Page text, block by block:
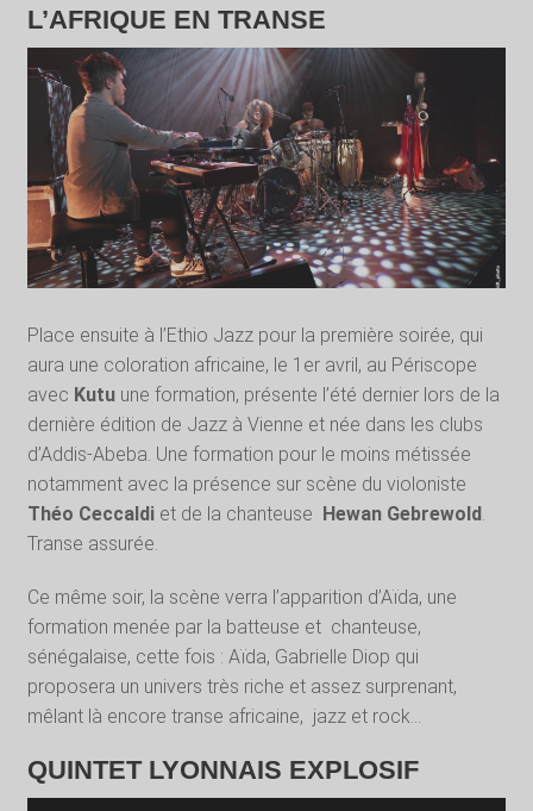
L’AFRIQUE EN TRANSE
Place ensuite à l’Ethio Jazz pour la première soirée, qui
aura une coloration africaine, le 1er avril, au Périscope
avec Kutuune formation, présente l’été dernier lors de la
dernière édition de Jazz à Vienne et née dans les clubs
d’Addis-Abeba. Une formation pour le moins métissée
notamment avec la présence sur scène du violoniste
Théo Ceccaldiet de la chanteuse Hewan Gebrewold.
Transe assurée.
Ce même soir, la scène verra l’apparition d’Aïda, une
formation menée par la batteuse et chanteuse,
sénégalaise, cette fois : Aïda, Gabrielle Diop qui
proposera un univers très riche et assez surprenant,
mêlant là encore transe africaine, jazz et rock…
QUINTET LYONNAIS EXPLOSIF